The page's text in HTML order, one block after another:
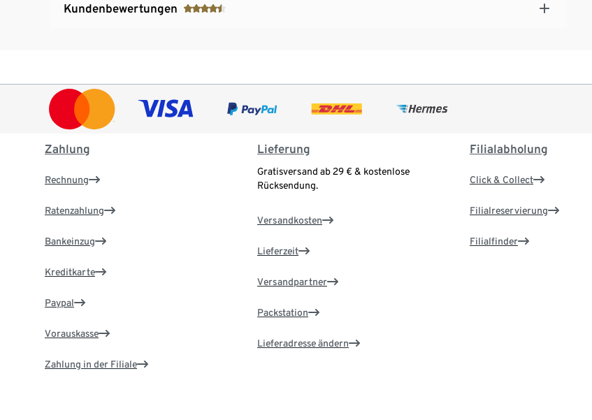
Kundenbewertungen
Zahlung
Rechnung
Ratenzahlung
Bankeinzug
Kreditkarte
Paypal
Vorauskasse
Zahlung in der Filiale
Lieferung
Gratisversand ab 29 € & kostenlose
Rücksendung.
Versandkosten
Lieferzeit
Versandpartner
Packstation
Lieferadresse ändern
Filialabholung
Click & Collect
Filialreservierung
Filialfinder